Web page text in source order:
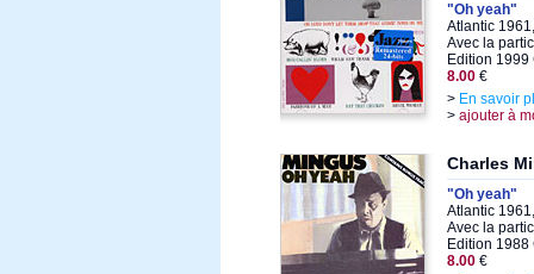
"Oh yeah"
Atlantic
Avec la
Edition 1999
8.00 €
> En savoir
> ajouter à
Charles
"Oh yeah"
Atlantic
Avec la
Edition 1988
8.00 €